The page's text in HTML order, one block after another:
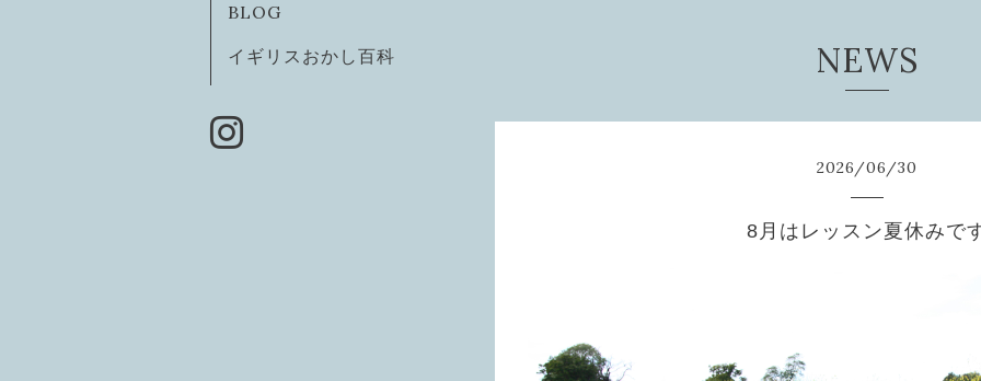
BLOG
イギリスおかし百科
NEWS
2026/06/30
8月はレッスン夏休みで